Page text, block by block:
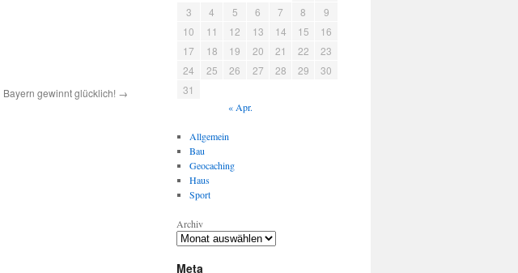
Bayern gewinnt glücklich! →
3
4 5 6 7 8
9
10
11 12 13 14 15
16
17
18 19 20 21 22
23
24
25 26 27 28 29
30
31
« Apr.
Allgemein
Bau
Geocaching
Haus
Sport
Archiv
Meta